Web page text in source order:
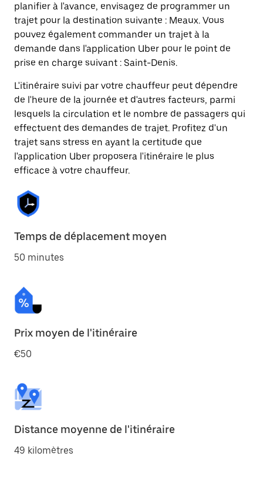
planifier à l'avance, envisagez de programmer un
trajet pour la destination suivante : Meaux. Vous
pouvez également commander un trajet à la
demande dans l'application Uber pour le point de
prise en charge suivant : Saint-Denis.
L'itinéraire suivi par votre chauffeur peut dépendre
de l'heure de la journée et d'autres facteurs, parmi
lesquels la circulation et le nombre de passagers qui
effectuent des demandes de trajet. Profitez d'un
trajet sans stress en ayant la certitude que
l'application Uber proposera l'itinéraire le plus
efficace à votre chauffeur.
Temps de déplacement moyen
50 minutes
Prix moyen de l'itinéraire
€50
Distance moyenne de l'itinéraire
49 kilomètres